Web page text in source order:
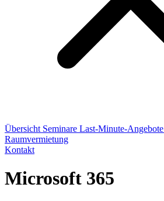
Übersicht Seminare Last-Minute-Angebote
Raumvermietung
Kontakt
Microsoft 365